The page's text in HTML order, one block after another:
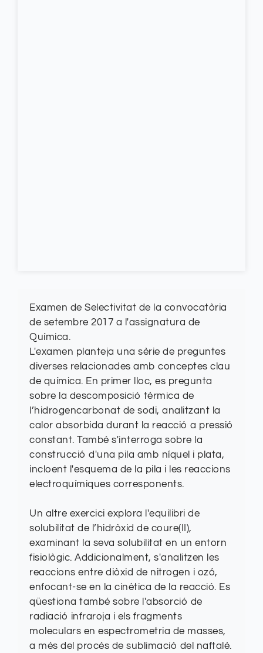
Examen de Selectivitat de la convocatòria
de setembre 2017 a l'assignatura de
Química.
L'examen planteja una sèrie de preguntes
diverses relacionades amb conceptes clau
de química. En primer lloc, es pregunta
sobre la descomposició tèrmica de
l’hidrogencarbonat de sodi, analitzant la
calor absorbida durant la reacció a pressió
constant. També s'interroga sobre la
construcció d'una pila amb níquel i plata,
incloent l'esquema de la pila i les reaccions
electroquímiques corresponents.
Un altre exercici explora l'equilibri de
solubilitat de l’hidròxid de coure(II),
examinant la seva solubilitat en un entorn
fisiològic. Addicionalment, s'analitzen les
reaccions entre diòxid de nitrogen i ozó,
enfocant-se en la cinètica de la reacció. Es
qüestiona també sobre l'absorció de
radiació infraroja i els fragments
moleculars en espectrometria de masses,
a més del procés de sublimació del naftalè.